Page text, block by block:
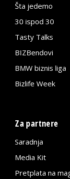
Šta jedemo
30 ispod 30
Tasty Talks
BIZBendovi
BMW biznis liga
Bizlife Week
Za partnere
Saradnja
Media Kit
Pretplata na